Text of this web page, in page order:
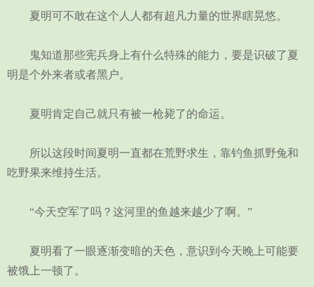
夏明可不敢在这个人人都有超凡力量的世界瞎晃悠。
鬼知道那些宪兵身上有什么特殊的能力，要是识破了夏
明是个外来者或者黑户。
夏明肯定自己就只有被一枪毙了的命运。
所以这段时间夏明一直都在荒野求生，靠钓鱼抓野兔和
吃野果来维持生活。
“今天空军了吗？这河里的鱼越来越少了啊。”
夏明看了一眼逐渐变暗的天色，意识到今天晚上可能要
被饿上一顿了。